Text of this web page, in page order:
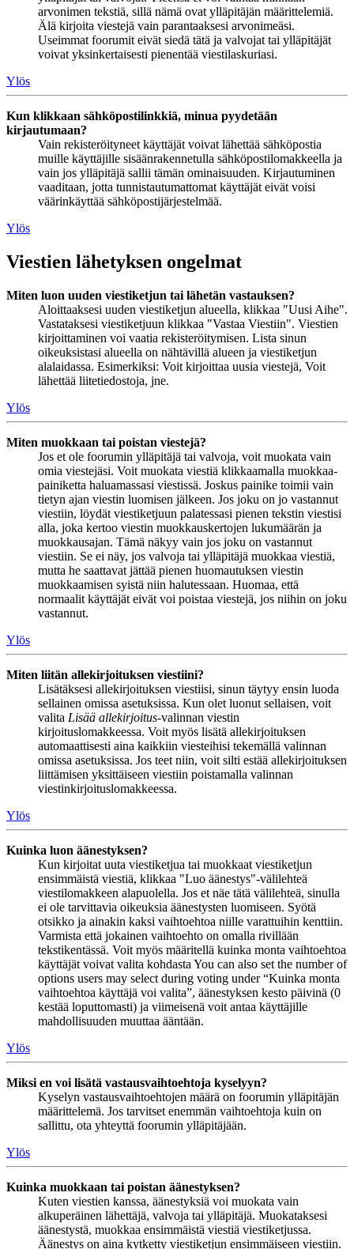
arvonimen tekstiä, sillä nämä ovat ylläpitäjän määrittelemiä.
Älä kirjoita viestejä vain parantaaksesi arvonimeäsi.
Useimmat foorumit eivät siedä tätä ja valvojat tai ylläpitäjät
voivat yksinkertaisesti pienentää viestilaskuriasi.
Ylös
Kun klikkaan sähköpostilinkkiä, minua pyydetään
kirjautumaan?
Vain rekisteröityneet käyttäjät voivat lähettää sähköpostia
muille käyttäjille sisäänrakennetulla sähköpostilomakkeella ja
vain jos ylläpitäjä sallii tämän ominaisuuden. Kirjautuminen
vaaditaan, jotta tunnistautumattomat käyttäjät eivät voisi
väärinkäyttää sähköpostijärjestelmää.
Ylös
Viestien lähetyksen ongelmat
Miten luon uuden viestiketjun tai lähetän vastauksen?
Aloittaaksesi uuden viestiketjun alueella, klikkaa "Uusi Aihe".
Vastataksesi viestiketjuun klikkaa "Vastaa Viestiin". Viestien
kirjoittaminen voi vaatia rekisteröitymisen. Lista sinun
oikeuksistasi alueella on nähtävillä alueen ja viestiketjun
alalaidassa. Esimerkiksi: Voit kirjoittaa uusia viestejä, Voit
lähettää liitetiedostoja, jne.
Ylös
Miten muokkaan tai poistan viestejä?
Jos et ole foorumin ylläpitäjä tai valvoja, voit muokata vain
omia viestejäsi. Voit muokata viestiä klikkaamalla muokkaa-
painiketta haluamassasi viestissä. Joskus painike toimii vain
tietyn ajan viestin luomisen jälkeen. Jos joku on jo vastannut
viestiin, löydät viestiketjuun palatessasi pienen tekstin viestisi
alla, joka kertoo viestin muokkauskertojen lukumäärän ja
muokkausajan. Tämä näkyy vain jos joku on vastannut
viestiin. Se ei näy, jos valvoja tai ylläpitäjä muokkaa viestiä,
mutta he saattavat jättää pienen huomautuksen viestin
muokkaamisen syistä niin halutessaan. Huomaa, että
normaalit käyttäjät eivät voi poistaa viestejä, jos niihin on joku
vastannut.
Ylös
Miten liitän allekirjoituksen viestiini?
Lisätäksesi allekirjoituksen viestiisi, sinun täytyy ensin luoda
sellainen omissa asetuksissa. Kun olet luonut sellaisen, voit
valita Lisää allekirjoitus-valinnan viestin
kirjoituslomakkeessa. Voit myös lisätä allekirjoituksen
automaattisesti aina kaikkiin viesteihisi tekemällä valinnan
omissa asetuksissa. Jos teet niin, voit silti estää allekirjoituksen
liittämisen yksittäiseen viestiin poistamalla valinnan
viestinkirjoituslomakkeessa.
Ylös
Kuinka luon äänestyksen?
Kun kirjoitat uuta viestiketjua tai muokkaat viestiketjun
ensimmäistä viestiä, klikkaa "Luo äänestys"-välilehteä
viestilomakkeen alapuolella. Jos et näe tätä välilehteä, sinulla
ei ole tarvittavia oikeuksia äänestysten luomiseen. Syötä
otsikko ja ainakin kaksi vaihtoehtoa niille varattuihin kenttiin.
Varmista että jokainen vaihtoehto on omalla rivillään
tekstikentässä. Voit myös määritellä kuinka monta vaihtoehtoa
käyttäjät voivat valita kohdasta You can also set the number of
options users may select during voting under “Kuinka monta
vaihtoehtoa käyttäjä voi valita”, äänestyksen kesto päivinä (0
kestää loputtomasti) ja viimeisenä voit antaa käyttäjille
mahdollisuuden muuttaa ääntään.
Ylös
Miksi en voi lisätä vastausvaihtoehtoja kyselyyn?
Kyselyn vastausvaihtoehtojen määrä on foorumin ylläpitäjän
määrittelemä. Jos tarvitset enemmän vaihtoehtoja kuin on
sallittu, ota yhteyttä foorumin ylläpitäjään.
Ylös
Kuinka muokkaan tai poistan äänestyksen?
Kuten viestien kanssa, äänestyksiä voi muokata vain
alkuperäinen lähettäjä, valvoja tai ylläpitäjä. Muokataksesi
äänestystä, muokkaa ensimmäistä viestiä viestiketjussa.
Äänestys on aina kytketty viestiketjun ensimmäiseen viestiin.